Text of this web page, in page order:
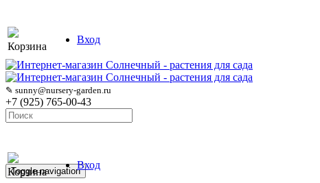
Корзина
Вход
✎ sunny@nursery-garden.ru
+7 (925) 765-00-43
Корзина
Вход
Toggle navigation